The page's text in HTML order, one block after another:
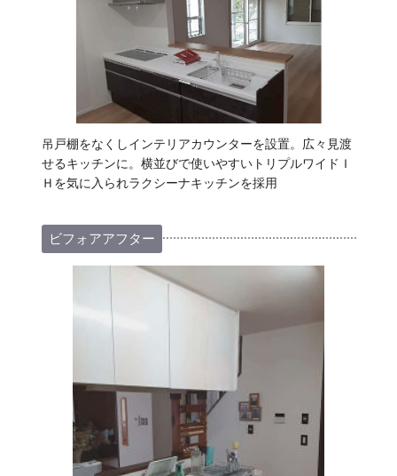
吊戸棚をなくしインテリアカウンターを設置。広々見渡
せるキッチンに。横並びで使いやすいトリプルワイドＩ
Ｈを気に入られラクシーナキッチンを採用
ビフォアアフター